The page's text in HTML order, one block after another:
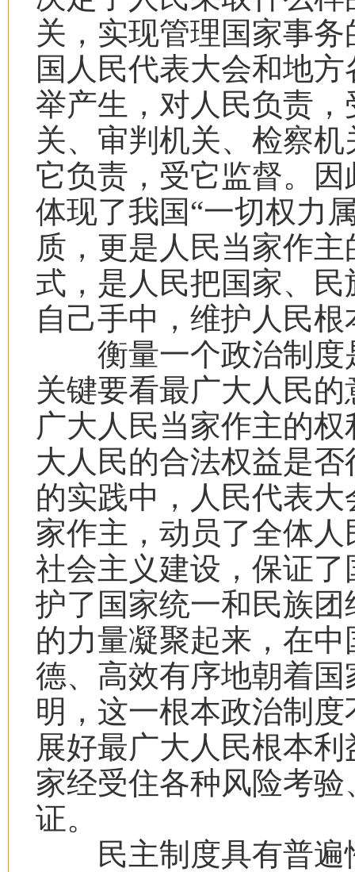
关，实现管理国家事
国人民代表大会和地
举产生，对人民负责
关、审判机关、检察
它负责，受它监督。
体现了我国“一切权力
质，更是人民当家作
式，是人民把国家、
自己手中，维护人民
衡量一个政治制度
关键要看最广大人民
广大人民当家作主的
大人民的合法权益是
的实践中，人民代表
家作主，动员了全体
社会主义建设，保证
护了国家统一和民族
的力量凝聚起来，在
德、高效有序地朝着
明，这一根本政治制
展好最广大人民根本
家经受住各种风险考
证。
民主制度具有普遍